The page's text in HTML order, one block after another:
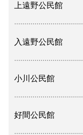
上遠野公民館
入遠野公民館
小川公民館
好間公民館